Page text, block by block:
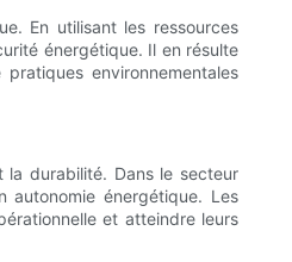
En utilisant les ressources
énergétique. Il en résulte
environnementales
durabilité. Dans le secteur
autonomie énergétique. Les
et atteindre leurs